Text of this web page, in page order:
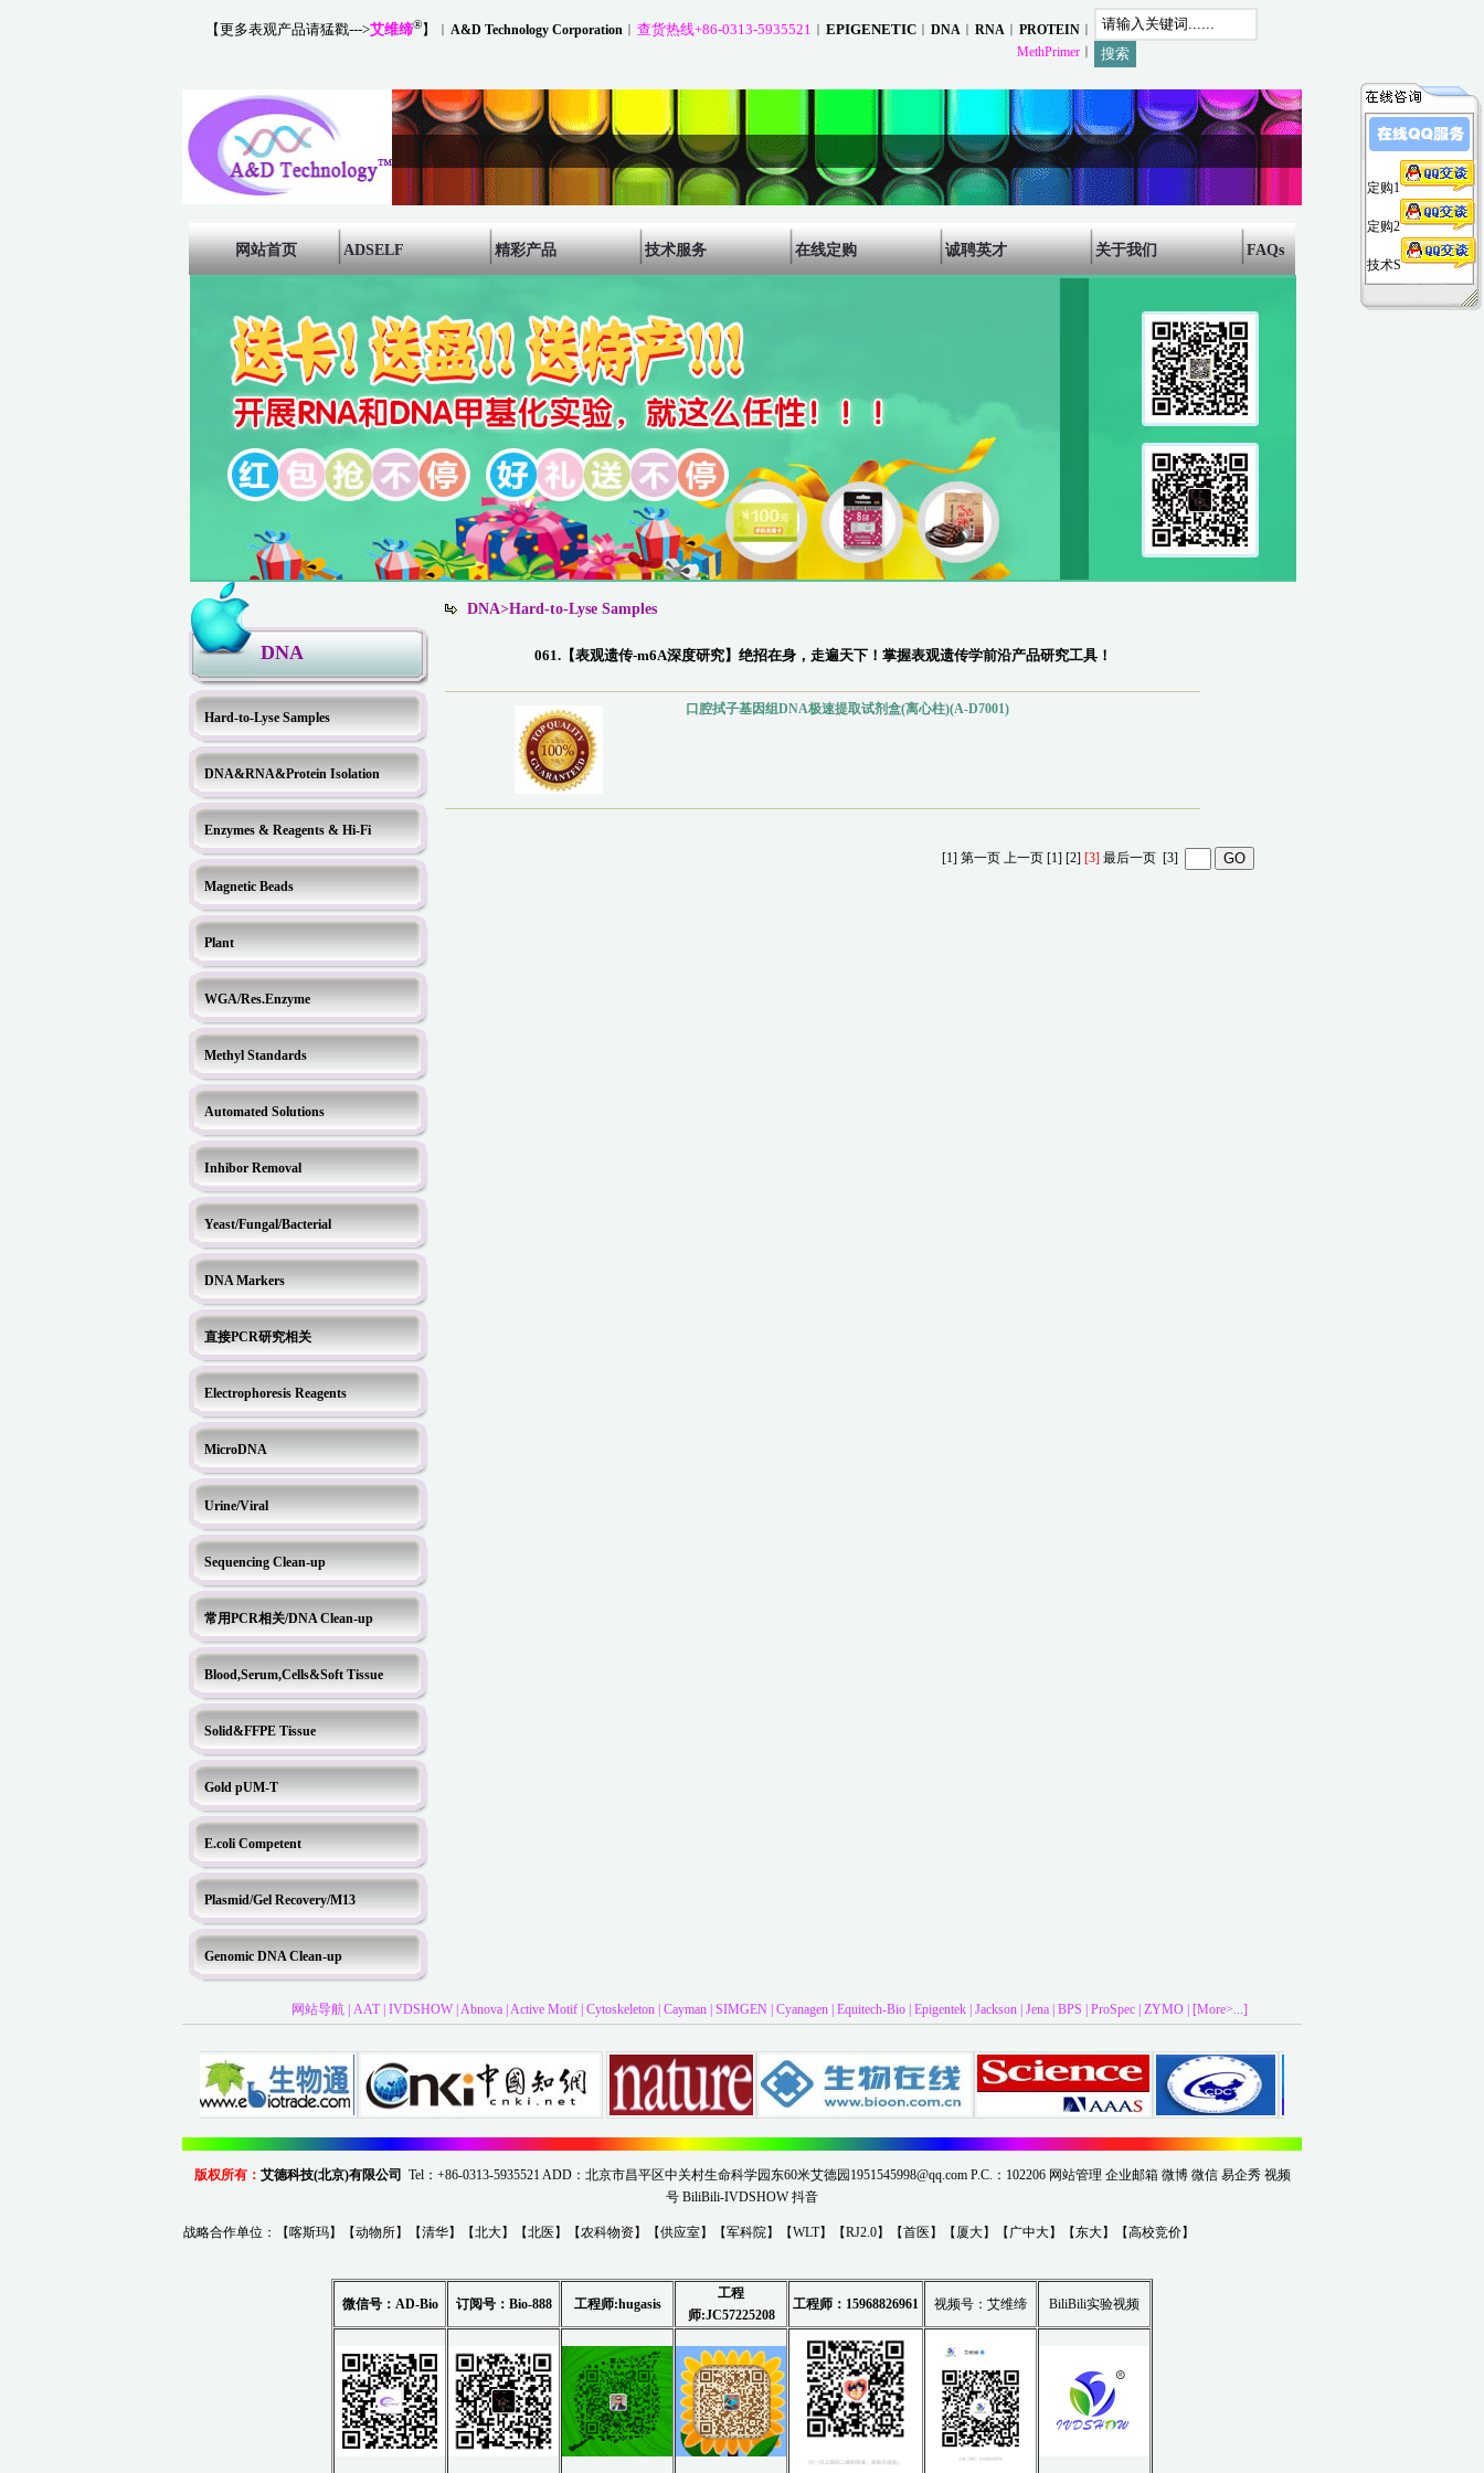
【更多表观产品请猛戳--->艾维缔®】 ︱ A&D Technology Corporation ︱ 查货热线+86-0313-5935521 ︱ EPIGENETIC ︱ DNA ︱ RNA ︱ PROTEIN ︱
MethPrimer ︱
网站首页 ADSELF 精彩产品 技术服务 在线定购 诚聘英才 关于我们 FAQs
DNA
Hard-to-Lyse Samples
DNA&RNA&Protein Isolation
Enzymes & Reagents & Hi-Fi
Magnetic Beads
Plant
WGA/Res.Enzyme
Methyl Standards
Automated Solutions
Inhibor Removal
Yeast/Fungal/Bacterial
DNA Markers
直接PCR研究相关
Electrophoresis Reagents
MicroDNA
Urine/Viral
Sequencing Clean-up
常用PCR相关/DNA Clean-up
Blood,Serum,Cells&Soft Tissue
Solid&FFPE Tissue
Gold pUM-T
E.coli Competent
Plasmid/Gel Recovery/M13
Genomic DNA Clean-up
DNA>Hard-to-Lyse Samples
061.【表观遗传-m6A深度研究】绝招在身，走遍天下！掌握表观遗传学前沿产品研究工具！
口腔拭子基因组DNA极速提取试剂盒(离心柱)(A-D7001)
[1] 第一页 上一页 [1] [2] [3] 最后一页 [3]
网站导航 AAT IVDSHOW Abnova Active Motif Cytoskeleton Cayman SIMGEN Cyanagen Equitech-Bio Epigentek Jackson Jena BPS ProSpec ZYMO [More>...]
版权所有： 艾德科技(北京)有限公司 Tel：+86-0313-5935521 ADD：北京市昌平区中关村生命科学园东60米艾德园 1951545998@qq.comP.C.：102206 网站管理 企业邮箱 微博 微信 易企秀 视频
号 BiliBili-IVDSHOW 抖音
战略合作单位：【喀斯玛】【动物所】【清华】【北大】【北医 】【农科物资】【供应室】【军科院】【WLT】【RJ2.0】【首医 】【 厦大】【 广中大】【东大】【高校竞价】
微信号：AD-Bio 订阅号： Bio-888 工程师:hugasis
工程
师:JC57225208
工程师：15968826961 视频号：艾维缔 BiliBili实验视频
定购1
定购2
技术S